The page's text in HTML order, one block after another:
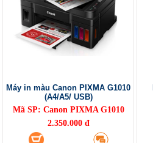
Máy in màu Canon PIXMA G1010
(A4/A5/ USB)
Mã SP: Canon PIXMA G1010
2.350.000 đ